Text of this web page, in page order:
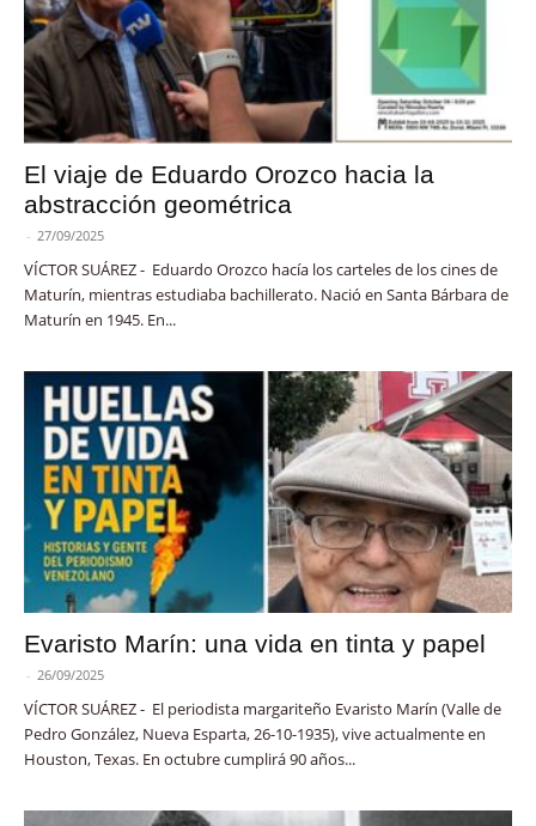
El viaje de Eduardo Orozco hacia la
abstracción geométrica
- 27/09/2025
VÍCTOR SUÁREZ - Eduardo Orozco hacía los carteles de los cines de
Maturín, mientras estudiaba bachillerato. Nació en Santa Bárbara de
Maturín en 1945. En...
Evaristo Marín: una vida en tinta y papel
- 26/09/2025
VÍCTOR SUÁREZ - El periodista margariteño Evaristo Marín (Valle de
Pedro González, Nueva Esparta, 26-10-1935), vive actualmente en
Houston, Texas. En octubre cumplirá 90 años...